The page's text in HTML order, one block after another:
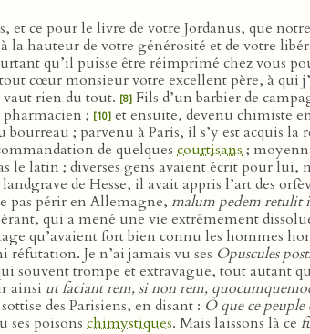
et ce pour le livre de votre Jordanus, que
la hauteur de votre générosité et de votre
qu’il puisse être réimprimé chez vous
cœur monsieur votre excellent père, à qui
vaut rien du tout. [8] Fils d’un barbier de
pharmacien ; [10] et ensuite, devenu chimiste
; parvenu à Paris, il s’y est acquis
de quelques courtisans;
le latin ; diverses gens avaient écrit pour
de Hesse, il avait appris l’art des
pas périr en Allemagne, malum pedem retulit
qui a mené une vie extrêmement
qu’avaient fort bien connu les hommes
Je n’ai jamais vu ses Opuscules
souvent trompe et extravague, tout autant
ainsi ut faciant rem, si non rem,
des Parisiens, en disant : Ô que ce
ses poisons chimystiques. Mais laissons là ce